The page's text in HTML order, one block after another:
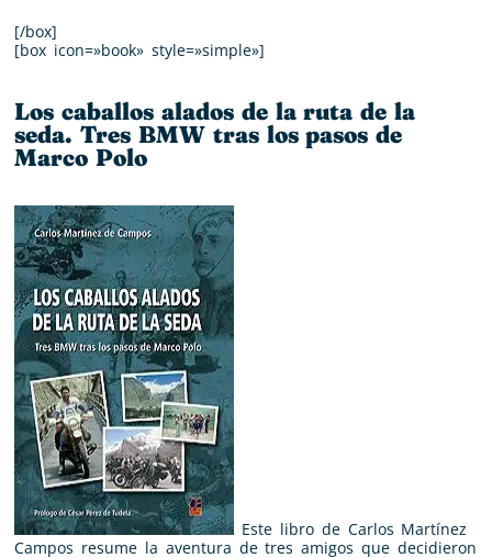
[/box]
[box icon=»book» style=»simple»]
Los caballos alados de la ruta de la
seda. Tres BMW tras los pasos de
Marco Polo
Este libro de Carlos Martínez
Campos resume la aventura de tres amigos que decidieron